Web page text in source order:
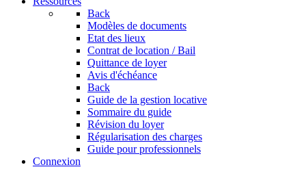
Back
Modèles de documents
Etat des lieux
Contrat de location / Bail
Quittance de loyer
Avis d'échéance
Back
Guide de la gestion locative
Sommaire du guide
Révision du loyer
Régularisation des charges
Guide pour professionnels
Connexion